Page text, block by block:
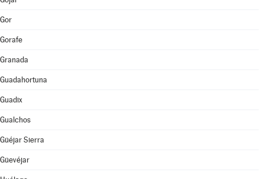
Gor
Gorafe
Granada
Guadahortuna
Guadix
Gualchos
Güéjar Sierra
Güevéjar